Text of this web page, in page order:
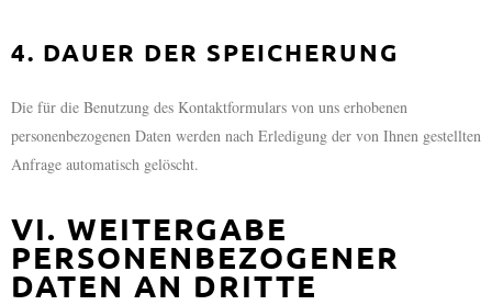
4. DAUER DER SPEICHERUNG
Die für die Benutzung des Kontaktformulars von uns erhobenen
personenbezogenen Daten werden nach Erledigung der von Ihnen gestellten
Anfrage automatisch gelöscht.
VI. WEITERGABE
PERSONENBEZOGENER
DATEN AN DRITTE